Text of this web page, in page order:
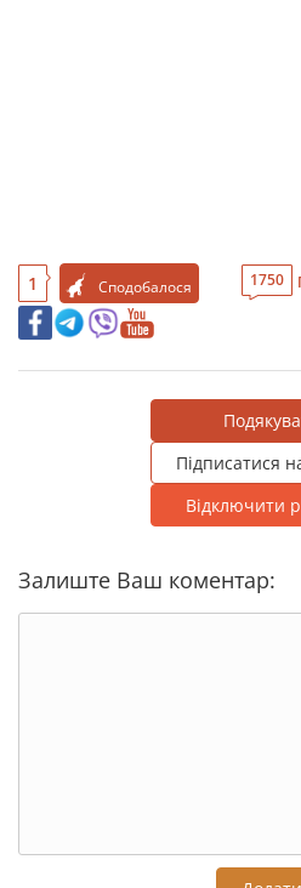
1 Сподобалося 1750
Підписатися
Відключити
Залиште Ваш коментар: